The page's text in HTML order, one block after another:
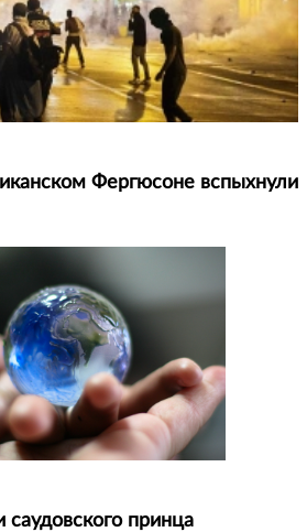
Фергюсоне вспыхнули
принца